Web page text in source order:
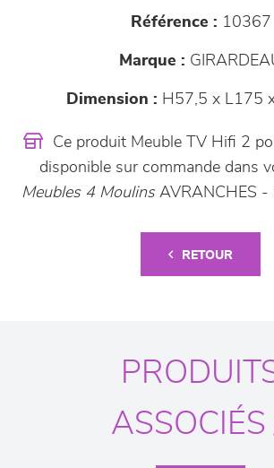
Référence : 10367
Marque :
Dimension : H57,5 x L175
Ce produit Meuble TV Hifi 2
disponible sur commande dans
Meubles 4 MoulinsAVRANCHES -
RETOUR
ASSOCIÉS